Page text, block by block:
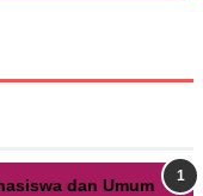
dan Umum